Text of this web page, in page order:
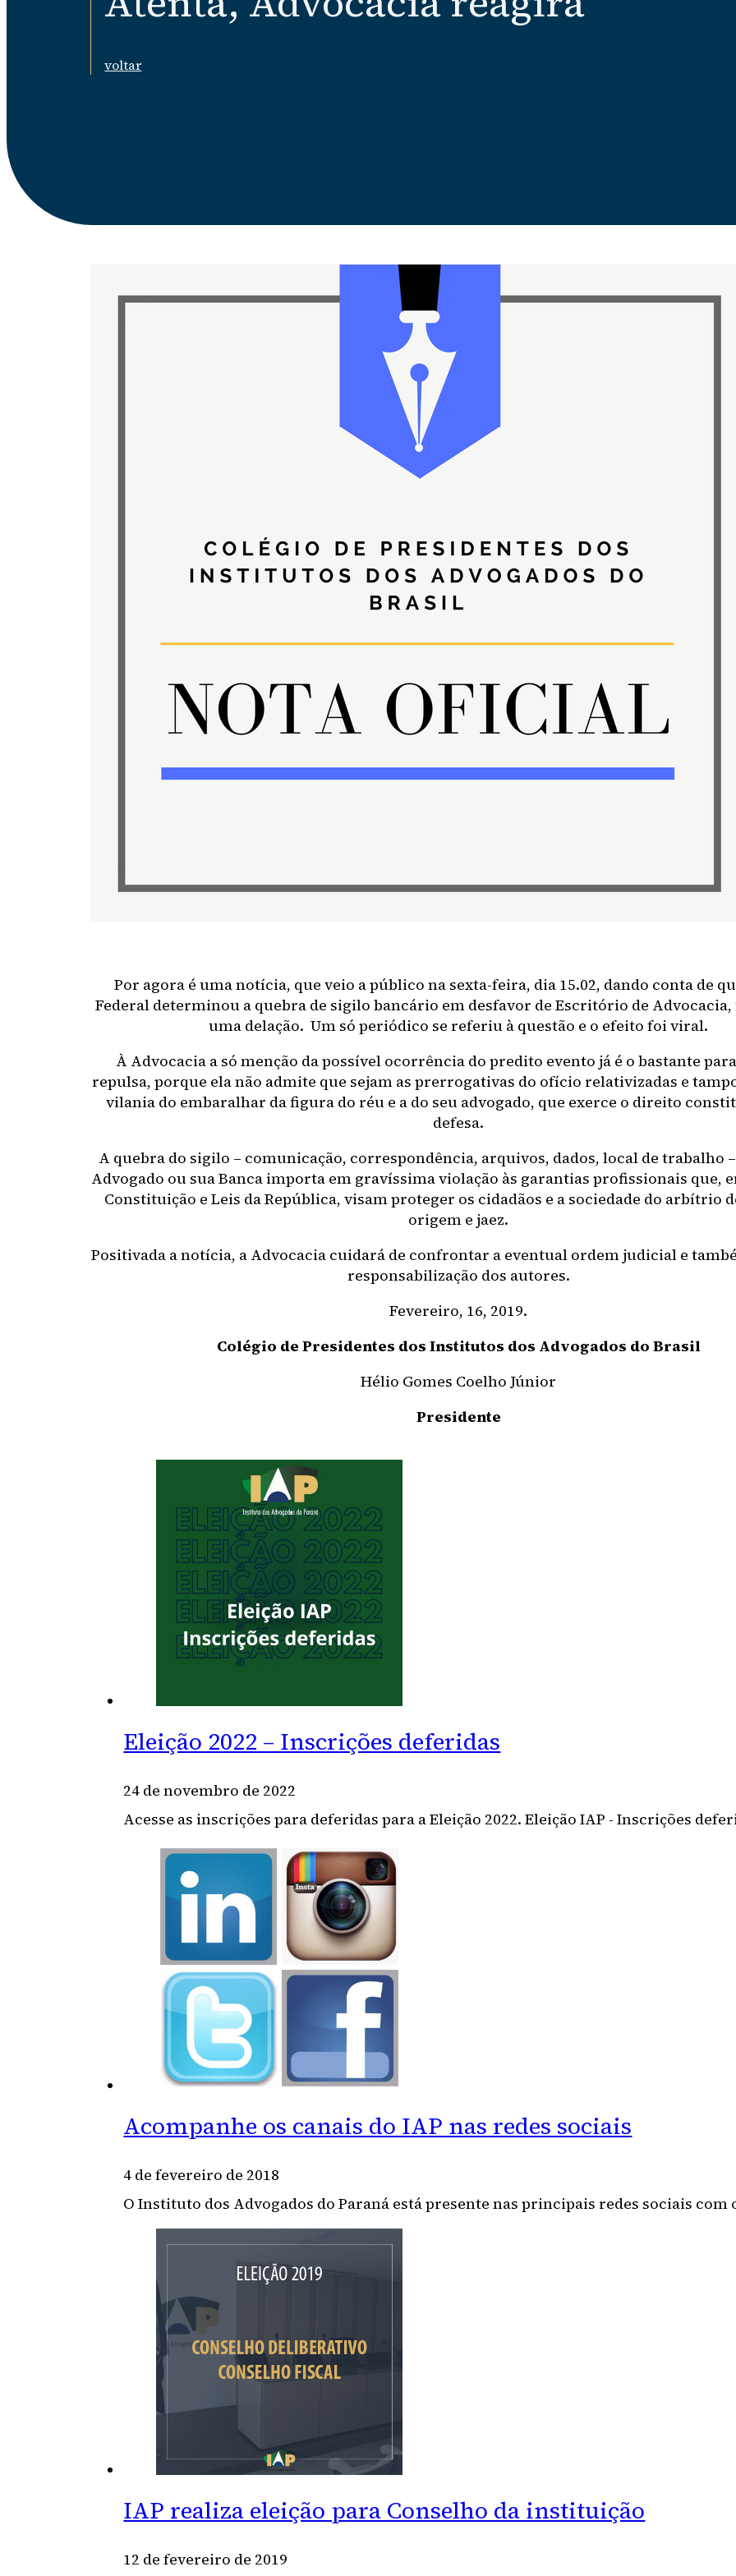
voltar
Por agora é uma notícia, que veio a público na sexta-feira, dia 15.02, dando conta de
Federal determinou a quebra de sigilo bancário em desfavor de Escritório de
uma delação. Um só periódico se referiu à questão e o efeito foi viral.
À Advocacia a só menção da possível ocorrência do predito evento já é o bastante
repulsa, porque ela não admite que sejam as prerrogativas do ofício relativizadas e
vilania do embaralhar da figura do réu e a do seu advogado, que exerce o direito
defesa.
A quebra do sigilo – comunicação, correspondência, arquivos, dados, local de trabalho
Advogado ou sua Banca importa em gravíssima violação às garantias profissionais que,
Constituição e Leis da República, visam proteger os cidadãos e a sociedade do arbítrio
origem e jaez.
Positivada a notícia, a Advocacia cuidará de confrontar a eventual ordem judicial e
responsabilização dos autores.
Fevereiro, 16, 2019.
Colégio de Presidentes dos Institutos dos Advogados do Brasil
Hélio Gomes Coelho Júnior
Presidente
Eleição 2022 – Inscrições deferidas
24 de novembro de 2022
Acesse as inscrições para deferidas para a Eleição 2022. Eleição IAP - Inscrições
Acompanhe os canais do IAP nas redes sociais
4 de fevereiro de 2018
O Instituto dos Advogados do Paraná está presente nas principais redes sociais
IAP realiza eleição para Conselho da instituição
12 de fevereiro de 2019